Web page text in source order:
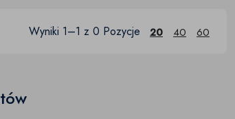
Wyniki 1–1 z 0 Pozycje 20 40 60